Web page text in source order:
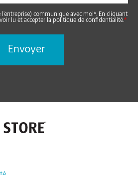
l’entreprise) communique avec moi*. En cliquant
lu et accepter la politique de confidentialité.*